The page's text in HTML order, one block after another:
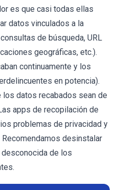
es que casi todas ellas
datos vinculados a la
de búsqueda, URL
geográficas, etc.).
continuamente y los
en potencia).
los datos recabados sean de
apps de recopilación de
problemas de privacidad y
desinstalar
de los